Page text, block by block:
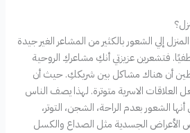
إلي الشعور بالكثير من المشاعر الغير جيدة
فتشعرين عزيزتي أنكِ مشاعركِ الروحية
أن هناك مشاكل بين شريككِ. حيث أن
العلاقات الاسرية متوترة. لهذا يصف الناس
الشعور بعدم الراحة، الشجن، التوتر،
الأعراض الجسدية مثل الصداع والكسل